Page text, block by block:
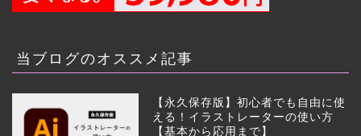
当ブログのオススメ記事
【永久保存版】初心者でも自由に使
える！イラストレーターの使い方
【基本から応用まで】